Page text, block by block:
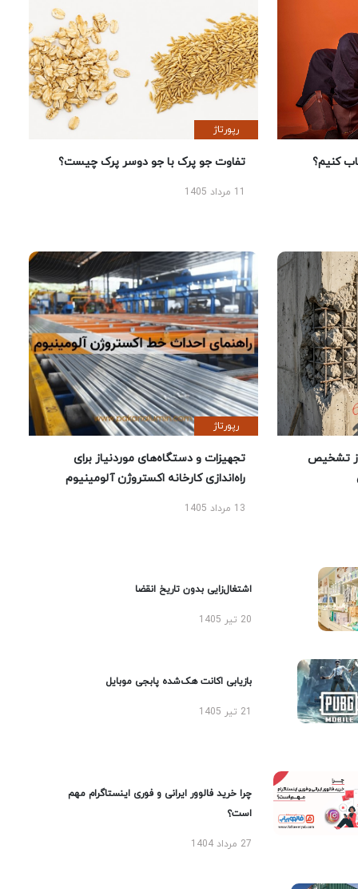
کنیم؟
رپورتاژ
تفاوت جو پرک با جو دوسر پرک چیست؟
تشخیص
رپورتاژ
تجهیزات و دستگاه‌های موردنیاز برای
راه‌اندازی کارخانه اکستروژن آلومینیوم
13 مرداد 1405
اشتغال‌زایی بدون تاریخ انقضا
20 تیر 1405
بازیابی اکانت هک‌شده پابجی موبایل
چرا خرید فالوور ایرانی و فوری اینستاگرام مهم
است؟
27 مرداد 1404